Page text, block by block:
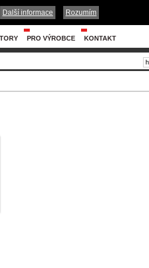
PRO VÝROBCE KONTAKT
Další informace Rozumím